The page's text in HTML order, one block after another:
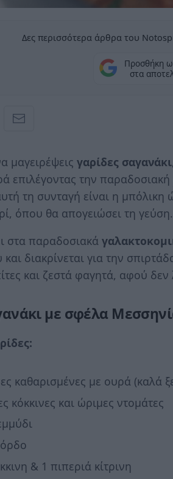
Δες περισσότερα άρθρα του
Προσθήκη
στα
μαγειρέψεις γαρίδες σαγανάκι
επιλέγοντας την παραδοσιακή
τη συνταγή είναι η μπόλικη
όπου θα απογειώσει τη γεύση.
στα παραδοσιακά
διακρίνεται για την
και ζεστά φαγητά, αφού δεν
με σφέλα
καθαρισμένες με ουρά (καλά
κόκκινες και ώριμες ντομάτες
& 1 πιπεριά κίτρινη